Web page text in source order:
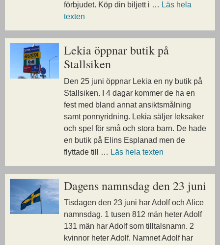
förbjudet. Köp din biljett i … Läs hela
texten
Lekia öppnar butik på
Stallsiken
Den 25 juni öppnar Lekia en ny butik på
Stallsiken. I 4 dagar kommer de ha en
fest med bland annat ansiktsmålning
samt ponnyridning. Lekia säljer leksaker
och spel för små och stora barn. De hade
en butik på Elins Esplanad men de
flyttade till … Läs hela texten
Dagens namnsdag den 23 juni
Tisdagen den 23 juni har Adolf och Alice
namnsdag. 1 tusen 812 män heter Adolf
131 män har Adolf som tilltalsnamn. 2
kvinnor heter Adolf. Namnet Adolf har